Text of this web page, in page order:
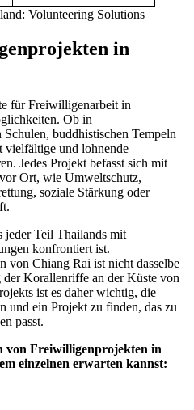
Volunteering Solutions
in
für Freiwilligenarbeit in
Ob in
buddhistischen Tempeln
vielfältige und lohnende
Jedes Projekt befasst sich mit
Ort, wie Umweltschutz,
soziale Stärkung oder
jeder Teil Thailands mit
konfrontiert ist.
von Chiang Rai ist nicht dasselbe
Korallenriffe an der Küste von
ist es daher wichtig, die
und ein Projekt zu finden, das zu
passt.
von Freiwilligenprojekten in
einzelnen erwarten kannst: